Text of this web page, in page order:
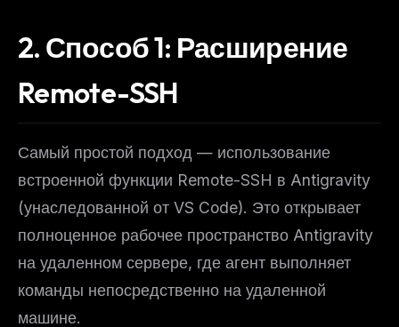
2. Способ 1: Расширение
Remote-SSH
Самый простой подход — использование
встроенной функции Remote-SSH в Antigravity
(унаследованной от VS Code). Это открывает
полноценное рабочее пространство Antigravity
на удаленном сервере, где агент выполняет
команды непосредственно на удаленной
машине.